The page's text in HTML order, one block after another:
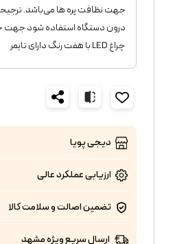
جهت نظافت پره ها می‌باشد.
درون دستگاه استفاده شود جهت
چراغ LED با هفت رنگ دارای تایمر
دیجی پویا
ارزیابی عملکردعالی
تضمین اصالت و سلامت کالا
ارسال سریع ویژه مشهد